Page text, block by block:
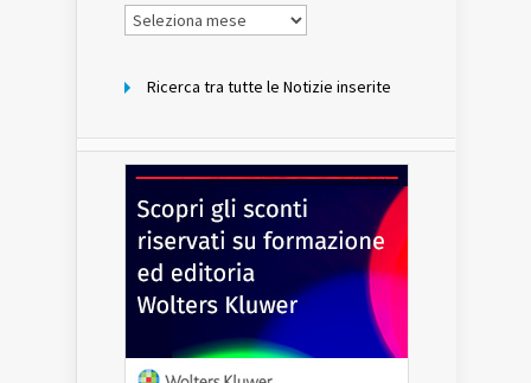
Notizie
per
Ricerca tra tutte le Notizie inserite